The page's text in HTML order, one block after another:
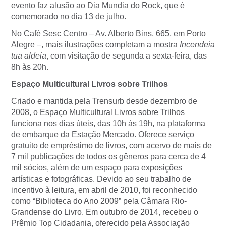
evento faz alusão ao Dia Mundia do Rock, que é
comemorado no dia 13 de julho.
No Café Sesc Centro – Av. Alberto Bins, 665, em Porto
Alegre –, mais ilustrações completam a mostra Incendeia
tua aldeia, com visitação de segunda a sexta-feira, das
8h às 20h.
Espaço Multicultural Livros sobre Trilhos
Criado e mantida pela Trensurb desde dezembro de
2008, o Espaço Multicultural Livros sobre Trilhos
funciona nos dias úteis, das 10h às 19h, na plataforma
de embarque da Estação Mercado. Oferece serviço
gratuito de empréstimo de livros, com acervo de mais de
7 mil publicações de todos os gêneros para cerca de 4
mil sócios, além de um espaço para exposições
artísticas e fotográficas. Devido ao seu trabalho de
incentivo à leitura, em abril de 2010, foi reconhecido
como “Biblioteca do Ano 2009” pela Câmara Rio-
Grandense do Livro. Em outubro de 2014, recebeu o
Prêmio Top Cidadania, oferecido pela Associação